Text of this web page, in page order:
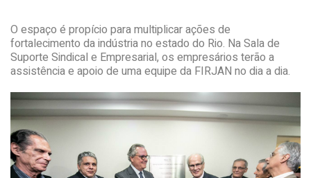
O espaço é propício para multiplicar ações de
fortalecimento da indústria no estado do Rio. Na Sala de
Suporte Sindical e Empresarial, os empresários terão a
assistência e apoio de uma equipe da FIRJAN no dia a dia.